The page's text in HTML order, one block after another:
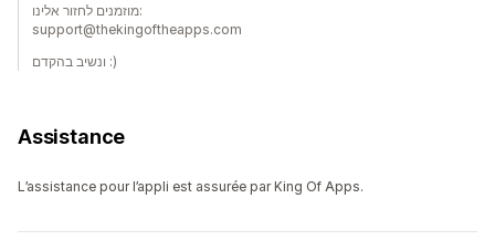
מוזמנים לחזור אלינו:
support@thekingoftheapps.com
ונשיב בהקדם :)
Assistance
L’assistance pour l’appli est assurée par King Of Apps.